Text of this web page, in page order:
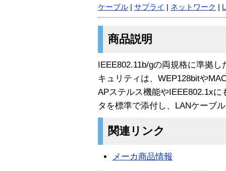
ケーブル サプライ ネットワーク
商品説明
IEEE802.11b/gの両規格に準拠
キュリティは、WEP128bitや
APステルス機能やIEEE802.1x
タを標準で添付し、LANケーブ
関連リンク
メーカ商品情報